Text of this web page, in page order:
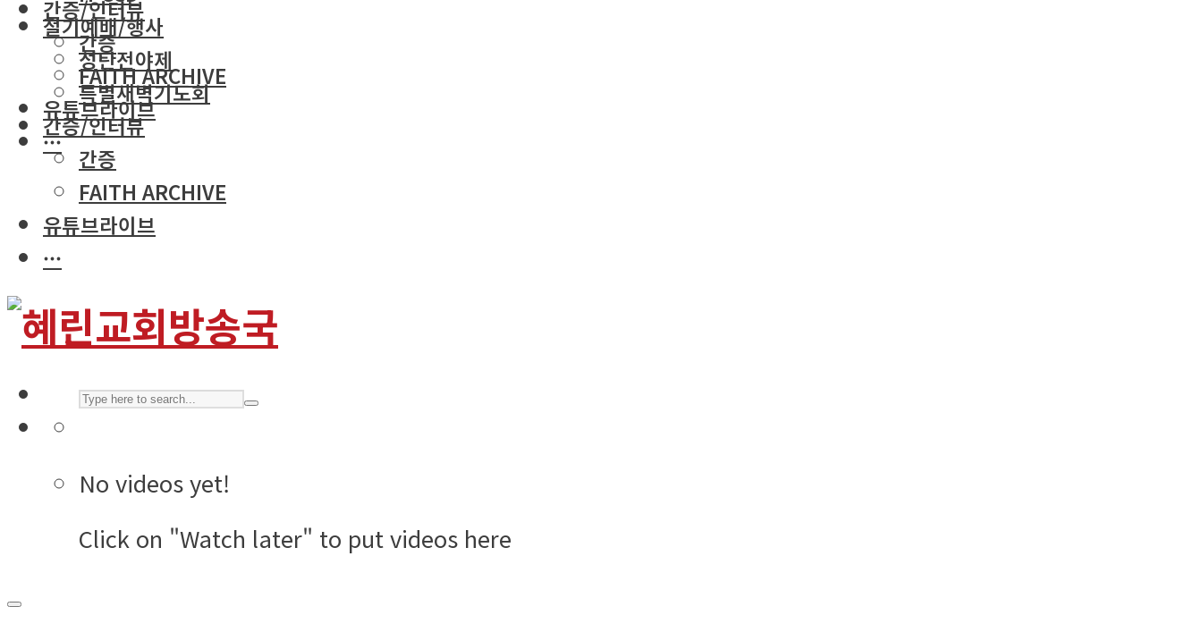
간증/인터뷰
간증
FAITH ARCHIVE
유튜브라이브
···
절기예배/행사
성탄전야제
특별새벽기도회
간증/인터뷰
간증
FAITH ARCHIVE
유튜브라이브
···
No videos yet!
Click on "Watch later" to put videos here